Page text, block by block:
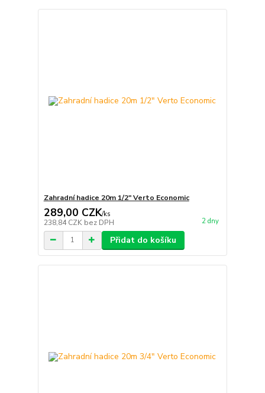
Zahradní hadice 20m 1/2" Verto Economic
289,00 CZK/ks
238,84 CZK bez DPH 2 dny
Přidat do košíku